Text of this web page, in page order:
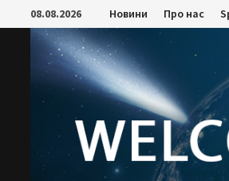
to
08.08.2026 Новини Про нас